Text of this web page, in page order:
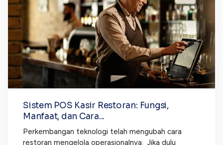
Sistem POS Kasir Restoran: Fungsi,
Manfaat, dan Cara...
Perkembangan teknologi telah mengubah cara
restoran mengelola operasionalnya. Jika dulu